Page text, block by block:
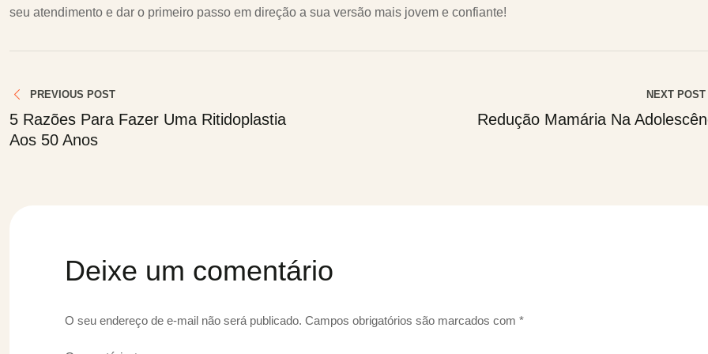
seu atendimento e dar o primeiro passo em direção a sua versão mais jovem e confiante!
de
Post
PREVIOUS POST
5 Razões Para Fazer Uma Ritidoplastia
Aos 50 Anos
NEXT POST
Redução Mamária Na
Deixe um comentário
O seu endereço de e-mail não será publicado. Campos obrigatórios são marcados com *